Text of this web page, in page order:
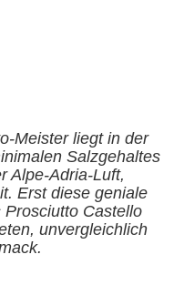
Meister liegt in der
Salzgehaltes
Alpe-Adria-Luft,
Erst diese geniale
Castello
unvergleichlich